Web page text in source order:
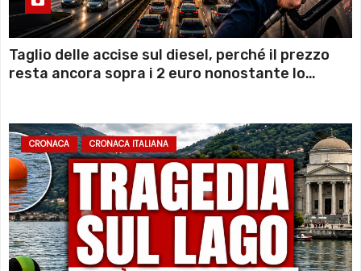
Taglio delle accise sul diesel, perché il prezzo
resta ancora sopra i 2 euro nonostante lo
CRONACA CRONACA ITALIANA